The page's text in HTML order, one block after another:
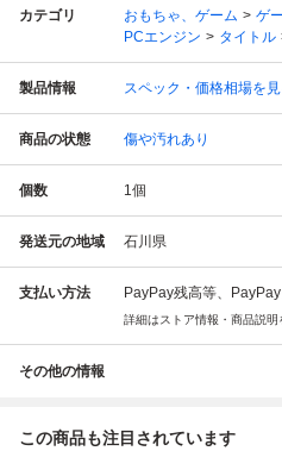
カテゴリ おもちゃ、ゲーム ゲ
PCエンジン
タイトル
製品情報 スペック・価格相場を
商品の状態 傷や汚れあり
個数 1個
発送元の地域 石川県
支払い方法 PayPay残高等、
詳細はストア情報・商品説
その他の情報
この商品も注目されています